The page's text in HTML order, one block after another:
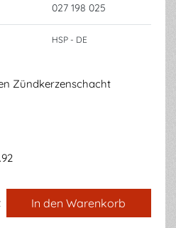
027 198 025
HSP - DE
Zündkerzenschacht
In den Warenkorb